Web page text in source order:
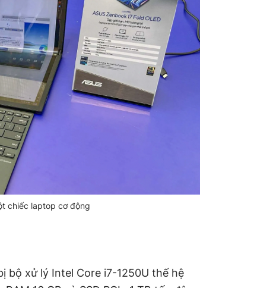
chiếc laptop cơ động
bộ xử lý Intel Core i7-1250U thế hệ